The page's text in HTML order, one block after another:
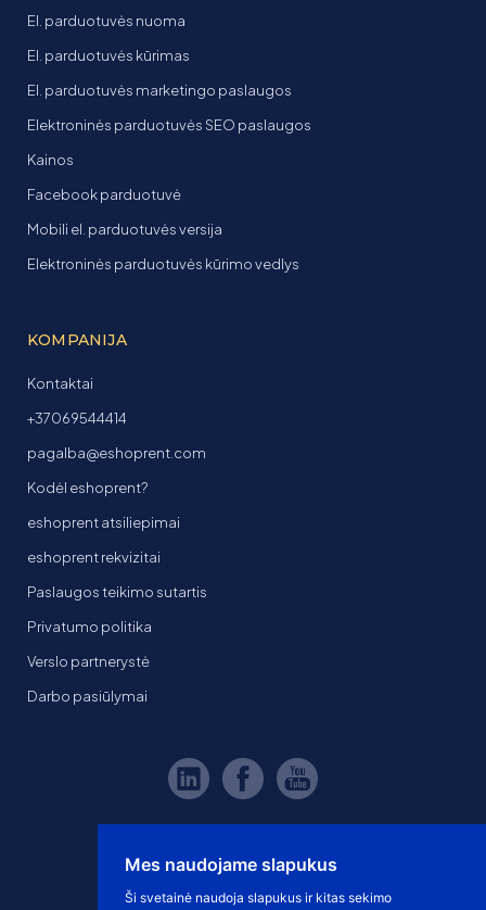
Mes naudojame slapukus
Ši svetainė naudoja slapukus ir kitas sekimo
El. parduotuvės nuoma
El. parduotuvės kūrimas
El. parduotuvės marketingo paslaugos
Elektroninės parduotuvės SEO paslaugos
Kainos
Facebook parduotuvė
Mobili el. parduotuvės versija
Elektroninės parduotuvės kūrimo vedlys
KOMPANIJA
Kontaktai
+37069544414
pagalba@eshoprent.com
Kodėl eshoprent?
eshoprent atsiliepimai
eshoprent rekvizitai
Paslaugos teikimo sutartis
Privatumo politika
Verslo partnerystė
Darbo pasiūlymai